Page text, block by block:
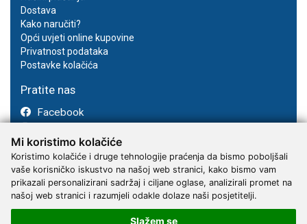
Mi koristimo kolačiće
Koristimo kolačiće i druge tehnologije praćenja da bismo poboljšali
vaše korisničko iskustvo na našoj web stranici, kako bismo vam
prikazali personalizirani sadržaj i ciljane oglase, analizirali promet na
našoj web stranici i razumjeli odakle dolaze naši posjetitelji.
Slažem se
Dostava
Kako naručiti?
Opći uvjeti online kupovine
Privatnost podataka
Postavke kolačića
Pratite nas
Facebook
Youtube